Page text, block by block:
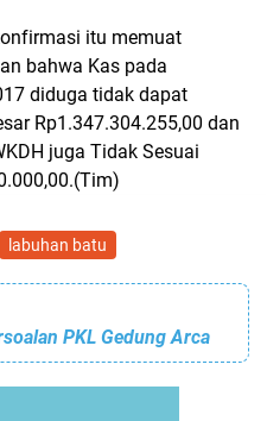
itu memuat
bahwa Kas pada
diduga tidak dapat
Rp1.347.304.255,00 dan
juga Tidak Sesuai
labuhan batu
PKL Gedung Arca